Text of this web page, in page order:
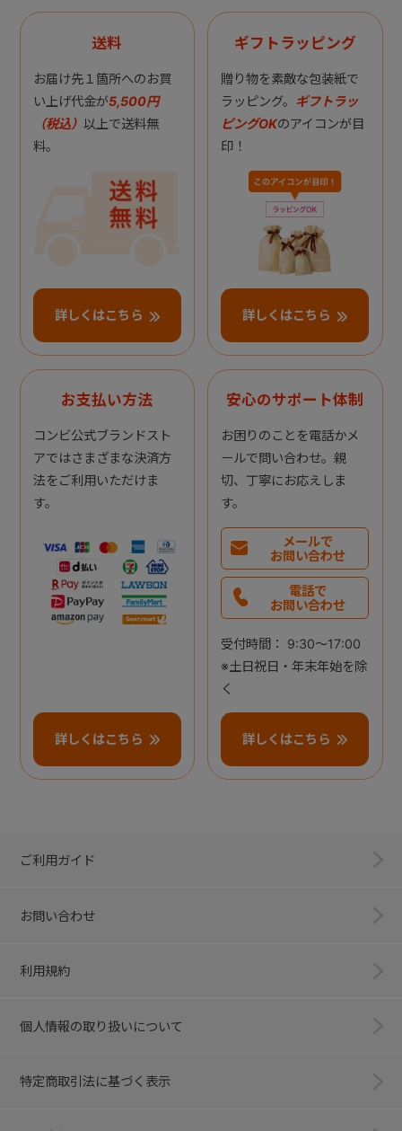
送料
お届け先１箇所へのお買
い上げ代金が5,500円
（税込） 以上で送料無
料。
詳しくはこちら
ギフトラッピング
贈り物を素敵な包装紙で
ラッピング。 ギフトラッ
ピングOKのアイコンが目
印！
詳しくはこちら
お支払い方法
コンビ公式ブランドスト
アではさまざまな決済方
法をご利用いただけま
す。
詳しくはこちら
安心のサポート体制
お困りのことを電話かメ
ールで問い合わせ。親
切、丁寧にお応えしま
す。
メールで
お問い合わせ
電話で
お問い合わせ
受付時間： 9:30～17:00
※土日祝日・年末年始を除
く
詳しくはこちら
ご利用ガイド
お問い合わせ
利用規約
個人情報の取り扱いについて
特定商取引法に基づく表示